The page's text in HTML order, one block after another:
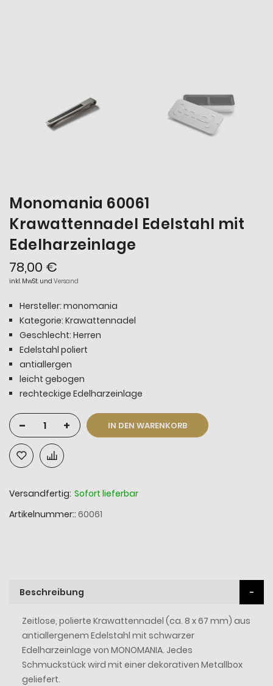
Monomania 60061
Krawattennadel Edelstahl mit
Edelharzeinlage
78,00 €
inkl. MwSt. und Versand
Hersteller: monomania
Kategorie: Krawattennadel
Geschlecht: Herren
Edelstahl poliert
antiallergen
leicht gebogen
rechteckige Edelharzeinlage
- + IN DEN WARENKORB
Versandfertig: Sofort lieferbar
Artikelnummer: 60061
Beschreibung
Zeitlose, polierte Krawattennadel (ca. 8 x 67 mm) aus
antiallergenem Edelstahl mit schwarzer
Edelharzeinlage von MONOMANIA. Jedes
Schmuckstück wird mit einer dekorativen Metallbox
geliefert.